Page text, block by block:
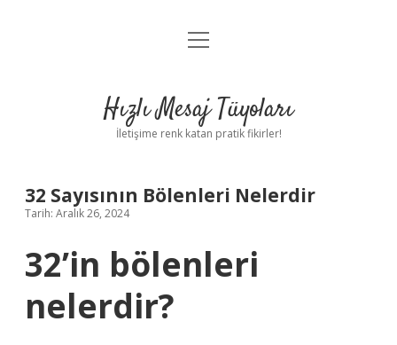
Anasayfa
Yasal Uyarı
menüyü
Hızlı Mesaj Tüyoları
İletişime renk katan pratik fikirler!
32 Sayısının Bölenleri Nelerdir
Tarih: Aralık 26, 2024
32’in bölenleri
nelerdir?